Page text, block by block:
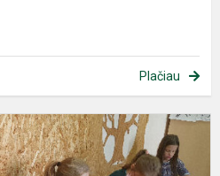
Plačiau